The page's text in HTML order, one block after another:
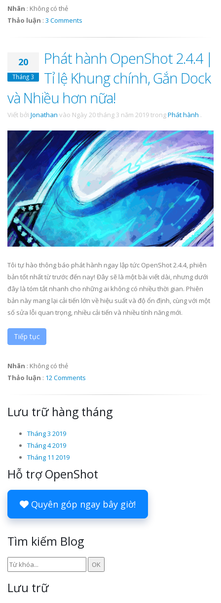
Nhãn : Không có thẻ
Thảo luận : 3 Comments
20
Tháng 3
Phát hành OpenShot 2.4.4 |
Tỉ lệ Khung chính, Gắn Dock
và Nhiều hơn nữa!
Viết bởi Jonathan vào Ngày 20 tháng 3 năm 2019trongPhát hành .
Tôi tự hào thông báo phát hành ngay lập tức OpenShot 2.4.4, phiên
bản tốt nhất từ trước đến nay! Đây sẽ là một bài viết dài, nhưng dưới
đây là tóm tắt nhanh cho những ai không có nhiều thời gian. Phiên
bản này mang lại cải tiến lớn về hiệu suất và độ ổn định, cùng với một
số sửa lỗi quan trọng, nhiều cải tiến và nhiều tính năng mới.
Tiếp tục
Nhãn : Không có thẻ
Thảo luận : 12 Comments
Lưu trữ hàng tháng
Tháng 3 2019
Tháng 4 2019
Tháng 11 2019
Hỗ trợ OpenShot
Quyên góp ngay bây giờ!
Tìm kiếm Blog
Lưu trữ